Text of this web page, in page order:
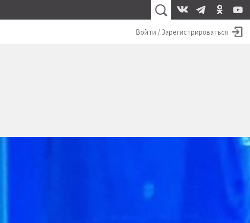
Войти / Зарегистрироваться